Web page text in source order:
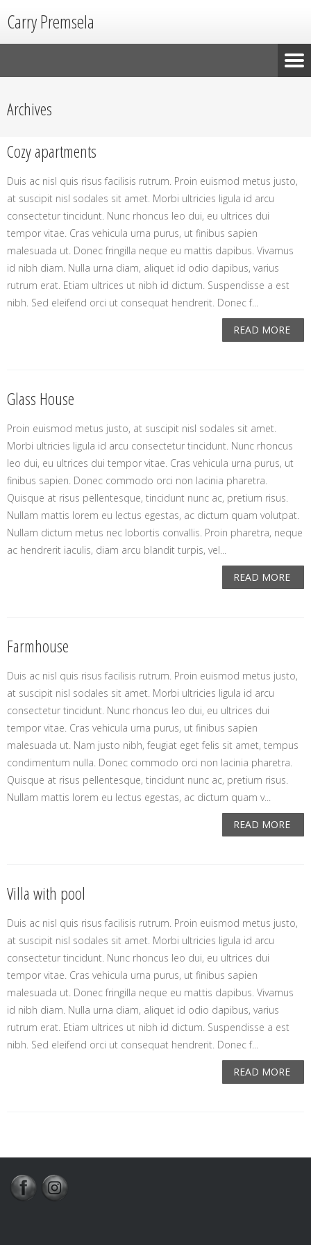
Carry Premsela
Archives
Cozy apartments
Duis ac nisl quis risus facilisis rutrum. Proin euismod metus justo,
at suscipit nisl sodales sit amet. Morbi ultricies ligula id arcu
consectetur tincidunt. Nunc rhoncus leo dui, eu ultrices dui
tempor vitae. Cras vehicula urna purus, ut finibus sapien
malesuada ut. Donec fringilla neque eu mattis dapibus. Vivamus
id nibh diam. Nulla urna diam, aliquet id odio dapibus, varius
rutrum erat. Etiam ultrices ut nibh id dictum. Suspendisse a est
nibh. Sed eleifend orci ut consequat hendrerit. Donec f...
READ MORE
Glass House
Proin euismod metus justo, at suscipit nisl sodales sit amet.
Morbi ultricies ligula id arcu consectetur tincidunt. Nunc rhoncus
leo dui, eu ultrices dui tempor vitae. Cras vehicula urna purus, ut
finibus sapien. Donec commodo orci non lacinia pharetra.
Quisque at risus pellentesque, tincidunt nunc ac, pretium risus.
Nullam mattis lorem eu lectus egestas, ac dictum quam volutpat.
Nullam dictum metus nec lobortis convallis. Proin pharetra, neque
ac hendrerit iaculis, diam arcu blandit turpis, vel...
READ MORE
Farmhouse
Duis ac nisl quis risus facilisis rutrum. Proin euismod metus justo,
at suscipit nisl sodales sit amet. Morbi ultricies ligula id arcu
consectetur tincidunt. Nunc rhoncus leo dui, eu ultrices dui
tempor vitae. Cras vehicula urna purus, ut finibus sapien
malesuada ut. Nam justo nibh, feugiat eget felis sit amet, tempus
condimentum nulla. Donec commodo orci non lacinia pharetra.
Quisque at risus pellentesque, tincidunt nunc ac, pretium risus.
Nullam mattis lorem eu lectus egestas, ac dictum quam v...
READ MORE
Villa with pool
Duis ac nisl quis risus facilisis rutrum. Proin euismod metus justo,
at suscipit nisl sodales sit amet. Morbi ultricies ligula id arcu
consectetur tincidunt. Nunc rhoncus leo dui, eu ultrices dui
tempor vitae. Cras vehicula urna purus, ut finibus sapien
malesuada ut. Donec fringilla neque eu mattis dapibus. Vivamus
id nibh diam. Nulla urna diam, aliquet id odio dapibus, varius
rutrum erat. Etiam ultrices ut nibh id dictum. Suspendisse a est
nibh. Sed eleifend orci ut consequat hendrerit. Donec f...
READ MORE